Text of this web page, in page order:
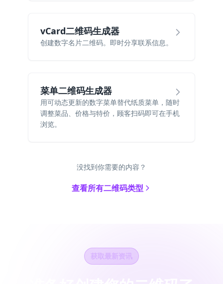
vCard二维码生成器
创建数字名片二维码。即时分享联系信息。
菜单二维码生成器
用可动态更新的数字菜单替代纸质菜单，随时
调整菜品、价格与特价，顾客扫码即可在手机
浏览。
没找到你需要的内容？
查看所有二维码类型
获取最新资讯